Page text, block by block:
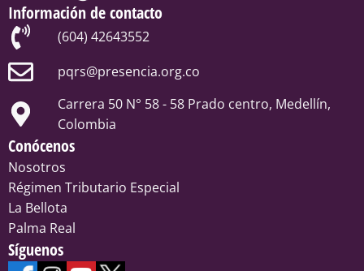
Información de contacto
(604) 42643552
pqrs@presencia.org.co
Carrera 50 N° 58 - 58 Prado centro, Medellín,
Colombia
Conócenos
Nosotros
Régimen Tributario Especial
La Bellota
Palma Real
Síguenos